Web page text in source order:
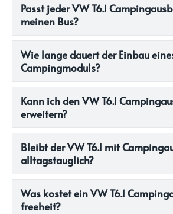
Passt jeder VW T6.1
meinen Bus?
Wie lange dauert der Einbau
Campingmoduls?
Kann ich den VW T6.1
erweitern?
Bleibt der VW T6.1 mit
alltagstauglich?
Was kostet ein VW T6.1
freeheit?